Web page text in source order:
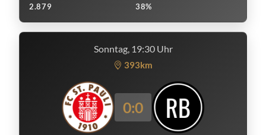
2.879
38%
Sonntag, 19:30 Uhr
393km
0:0